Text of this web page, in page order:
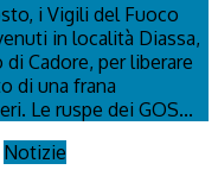
i Vigili del Fuoco
in località Diassa,
Cadore, per liberare
di una frana
Le ruspe dei GOS...
Notizie